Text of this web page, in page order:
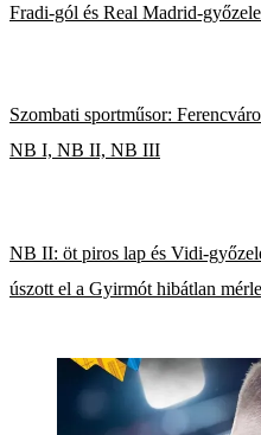
Fradi-gól és Real Madrid-
Szombati sportműsor:
NB I, NB II, NB III
NB II: öt piros lap és Vidi-
úszott el a Gyirmót hibátlan